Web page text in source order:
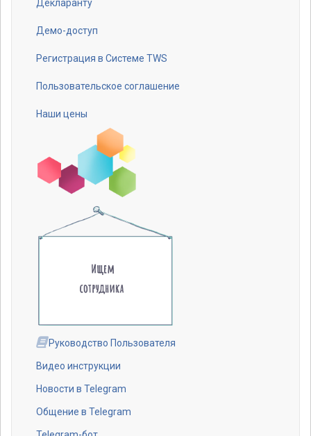
Footer
menu
Декларанту
Демо-доступ
Регистрация в Системе TWS
Пользовательское соглашение
Наши цены
Руководство Пользователя
Видео инструкции
Новости в Telegram
Общение в Telegram